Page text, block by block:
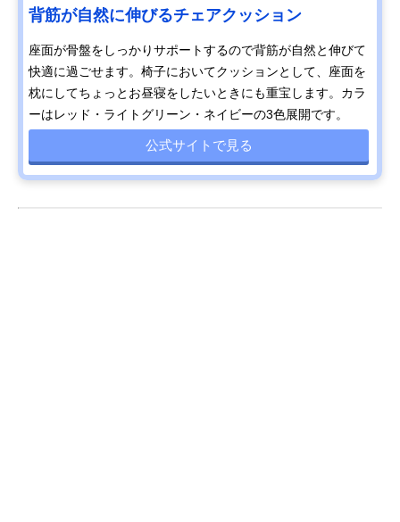
背筋が自然に伸びるチェアクッション
座面が骨盤をしっかりサポートするので背筋が自然と伸びて
快適に過ごせます。椅子においてクッションとして、座面を
枕にしてちょっとお昼寝をしたいときにも重宝します。カラ
ーはレッド・ライトグリーン・ネイビーの3色展開です。
公式サイトで見る